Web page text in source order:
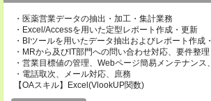
・医薬営業データの抽出・加工・集計業務
・Excel/Accessを用いた定型レポート作成・更新
・BIツールを用いたデータ抽出およびレポート作成
・MRから及びIT部門への問い合わせ対応、要件整
・営業目標値の管理、Webページ簡易メンテナンス
・電話取次、メール対応、庶務
【OAスキル】Excel(VlookUP関数)